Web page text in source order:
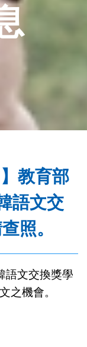
教育部
語文交
照。
語文交換獎學
之機會。